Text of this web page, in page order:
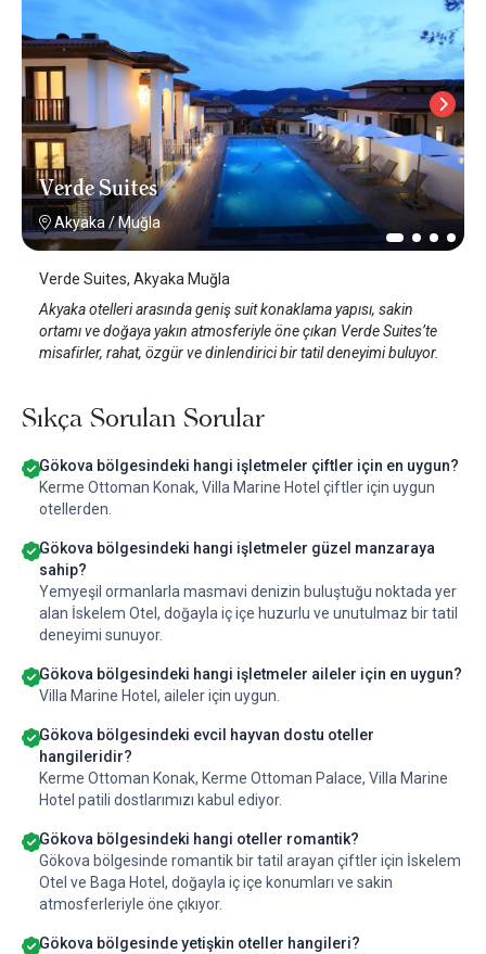
Verde Suites
Akyaka/Muğla
Verde Suites, Akyaka Muğla
Akyaka otelleri arasında geniş suit konaklama yapısı, sakin
ortamı ve doğaya yakın atmosferiyle öne çıkan Verde Suites’te
misafirler, rahat, özgür ve dinlendirici bir tatil deneyimi buluyor.
Sıkça Sorulan Sorular
Gökova bölgesindeki hangi işletmeler çiftler için en uygun?
Kerme Ottoman Konak, Villa Marine Hotel çiftler için uygun
otellerden.
Gökova bölgesindeki hangi işletmeler güzel manzaraya
sahip?
Yemyeşil ormanlarla masmavi denizin buluştuğu noktada yer
alan İskelem Otel, doğayla iç içe huzurlu ve unutulmaz bir tatil
deneyimi sunuyor.
Gökova bölgesindeki hangi işletmeler aileler için en uygun?
Villa Marine Hotel, aileler için uygun.
Gökova bölgesindeki evcil hayvan dostu oteller
hangileridir?
Kerme Ottoman Konak, Kerme Ottoman Palace, Villa Marine
Hotel patili dostlarımızı kabul ediyor.
Gökova bölgesindeki hangi oteller romantik?
Gökova bölgesinde romantik bir tatil arayan çiftler için İskelem
Otel ve Baga Hotel, doğayla iç içe konumları ve sakin
atmosferleriyle öne çıkıyor.
Gökova bölgesinde yetişkin oteller hangileri?